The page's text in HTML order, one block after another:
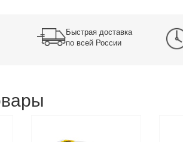
Быстрая доставка
по всей России